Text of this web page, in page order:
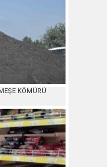
KÖMÜRÜ